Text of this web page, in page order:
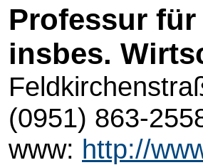
Professur
insbes.
(0951) 863-
www: http://